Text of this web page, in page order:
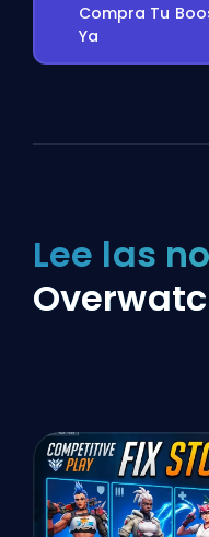
Compra Tu
Ya
Lee las